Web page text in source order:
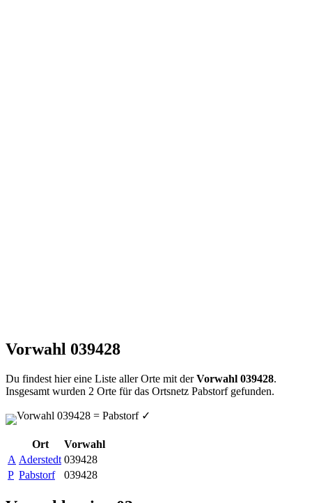
Vorwahl 039428
Du findest hier eine Liste aller Orte mit derVorwahl 039428.
Insgesamt wurden 2 Orte für das Ortsnetz Pabstorf gefunden.
Vorwahl 039428 = Pabstorf ✓
Ort
Vorwahl
A Aderstedt 039428
P Pabstorf 039428